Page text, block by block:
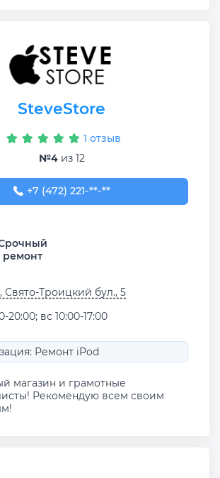
SteveStore
1 отзыв
№4из 12
+7 (472) 221-92-16
+7 (472) 221-**-**
ремонт
Свято-Троицкий бул., 5
20:00; вс 10:00-17:00
Ремонт iPod
магазин и грамотные
Рекомендую всем своим